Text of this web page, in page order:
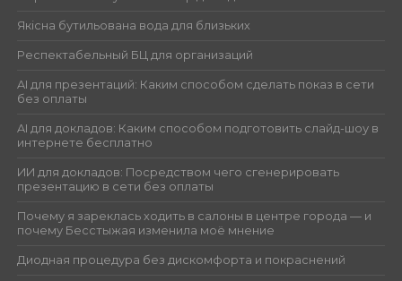
Якісна бутильована вода для близьких
Респектабельный БЦ для организаций
AI для презентаций: Каким способом сделать показ в сети
без оплаты
AI для докладов: Каким способом подготовить слайд-шоу в
интернете бесплатно
ИИ для докладов: Посредством чего сгенерировать
презентацию в сети без оплаты
Почему я зареклась ходить в салоны в центре города — и
почему Бесстыжая изменила моё мнение
Диодная процедура без дискомфорта и покраснений